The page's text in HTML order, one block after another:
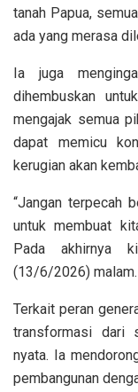
tanah Papua,
ada yang merasa
Ia juga
dihembuskan
mengajak semua
dapat memicu
kerugian akan
“Jangan terpecah
untuk membuat
Pada akhirnya
(13/6/2026) malam.
Terkait peran
transformasi dari
nyata. Ia
pembangunan